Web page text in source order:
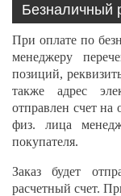
Безналичный
При оплате по
менеджеру
позиций,
также адрес
отправлен счет на
физ. лица
покупателя.
Заказ будет
расчетный счет.